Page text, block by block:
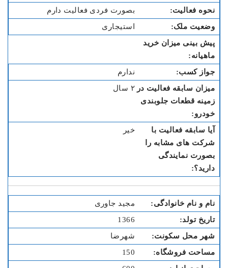
بصورت فردی فعالیت دارم
استیجاری
ندارم
۲ سال
خیر
مجید جاوری
1366
شهرضا
150